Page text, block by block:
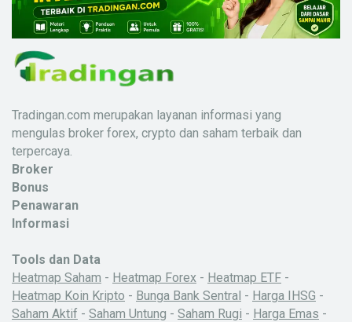
Tradingan.com merupakan layanan informasi yang
mengulas broker forex, crypto dan saham terbaik dan
terpercaya.
Broker
Bonus
Penawaran
Informasi
Tools dan Data
Heatmap Saham - Heatmap Forex - Heatmap ETF -
Heatmap Koin Kripto - Bunga Bank Sentral - Harga IHSG -
Saham Aktif - Saham Untung - Saham Rugi - Harga Emas -